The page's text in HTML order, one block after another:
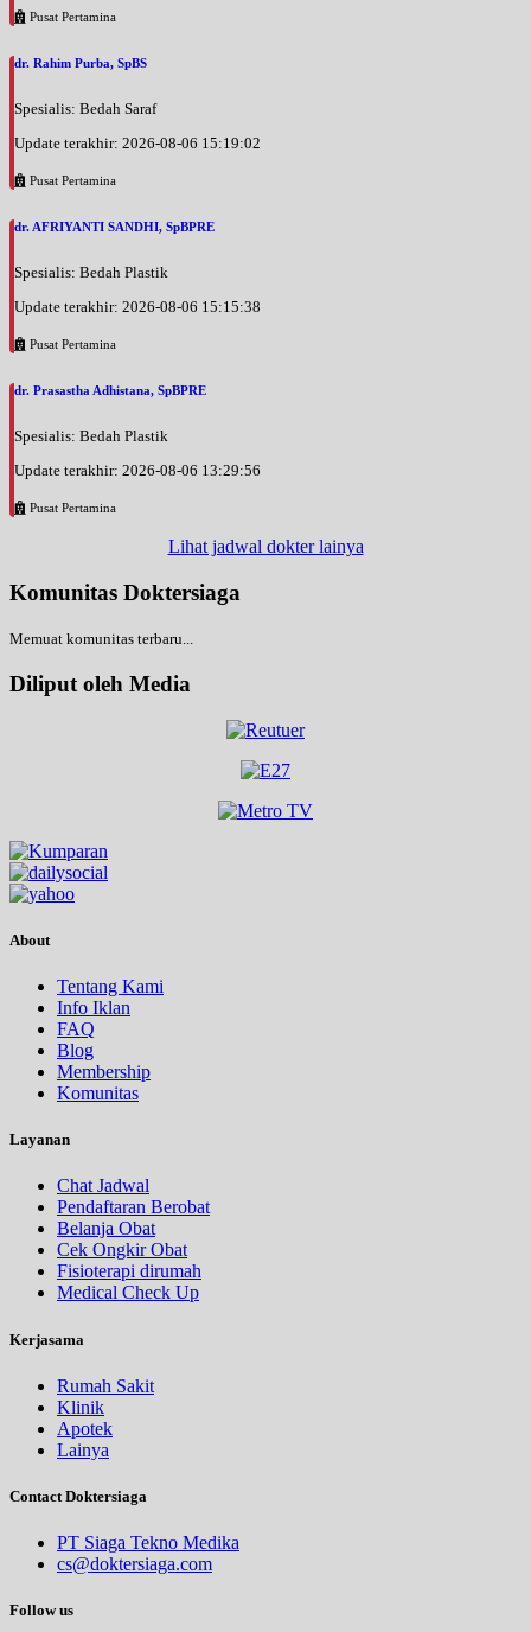
Pusat Pertamina
dr. Rahim Purba, SpBS
Spesialis: Bedah Saraf
Update terakhir: 2026-08-06 15:19:02
Pusat Pertamina
dr. AFRIYANTI SANDHI, SpBPRE
Spesialis: Bedah Plastik
Update terakhir: 2026-08-06 15:15:38
Pusat Pertamina
dr. Prasastha Adhistana, SpBPRE
Spesialis: Bedah Plastik
Update terakhir: 2026-08-06 13:29:56
Pusat Pertamina
Lihat jadwal dokter lainya
Komunitas Doktersiaga
Memuat komunitas terbaru...
Diliput oleh Media
About
Tentang Kami
Info Iklan
FAQ
Blog
Membership
Komunitas
Layanan
Chat Jadwal
Pendaftaran Berobat
Belanja Obat
Cek Ongkir Obat
Fisioterapi dirumah
Medical Check Up
Kerjasama
Rumah Sakit
Klinik
Apotek
Lainya
Contact Doktersiaga
PT Siaga Tekno Medika
cs@doktersiaga.com
Follow us